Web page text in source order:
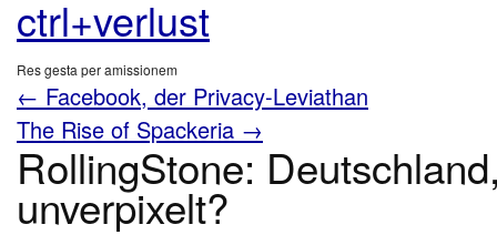
ctrl+verlust
Res gesta per amissionem
← Facebook, der Privacy-Leviathan
The Rise of Spackeria →
RollingStone:
unverpixelt?